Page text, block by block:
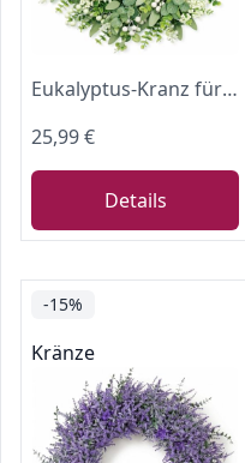
Eukalyptus-Kranz für die Haustür, 45 cm/18 Zoll grüner Frühlings-Sommer-Kranz, lebensechte künstliche kleine Türkranz-Dekoration für Bauernhaus
25,99 €
Details
-15%
Kränze